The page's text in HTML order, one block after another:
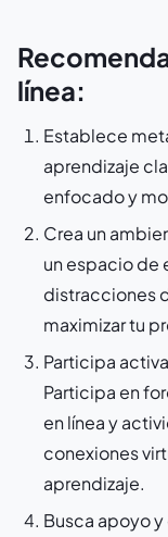
línea:
Establece
aprendizaje
enfocado y
Crea un
un espacio de
distracciones
maximizar tu
Participa
Participa en
en línea y
conexiones
aprendizaje.
Busca apoyo